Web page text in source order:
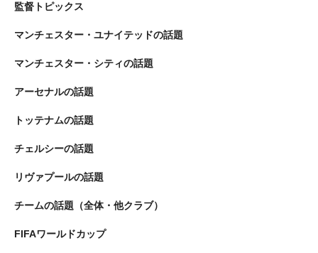
監督トピックス
マンチェスター・ユナイテッドの話題
マンチェスター・シティの話題
アーセナルの話題
トッテナムの話題
チェルシーの話題
リヴァプールの話題
チームの話題（全体・他クラブ）
FIFAワールドカップ